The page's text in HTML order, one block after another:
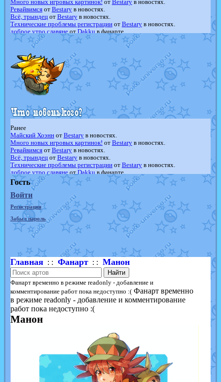
Много новых игровых картинок! от Bestaryв новостях.
Ревайвимсяот Bestaryв новостях.
Всё, трындецот Bestaryв новостях.
Технические проблемы регистрацииот Bestaryв новостях.
доброе утро славянеот Dakku в фанарте.
Йолда и Мимикью отMavisNyanCatв фанарте.
Недовольный котомангуст
в фанарте.
The Dark Wishmaker
отRandomon
шадоу спиритомб
отilovearceus
в фанарте.
траббишотilovearceusв фанарте.
Raging BoltотGraceDaFox
в фанарте.
Shadow mismagiusотJOK_julia
в фанарте.
художникотvicavicaв фанарте.
Ранее
Майский Хоэннот Bestaryв новостях.
Много новых игровых картинок! от Bestaryв новостях.
Ревайвимсяот Bestaryв новостях.
Всё, трындецот Bestaryв новостях.
Технические проблемы регистрацииот Bestaryв новостях.
доброе утро славянеот Dakku в фанарте.
Йолда и МимикьюотMavisNyanCatв фанарте.
Недовольный котомангуст
в фанарте.
The Dark Wishmaker
отRandomon
шадоу спиритомб
отilovearceus
в фанарте.
траббишотilovearceusв фанарте.
Raging BoltотGraceDaFox
Shadow mismagiusотJOK_julia
в фанарте.
художникот vicavicaв фанарте.
Гость
Войти
Регистрация
Забыл пароль
Главная: : Фанарт: : Манон
Найти
Фанарт временно в режиме readonly - добавление и
комментирование работ пока недоступно :( Фанарт временно
в режиме readonly - добавление и комментирование
работ пока недоступно :(
Манон